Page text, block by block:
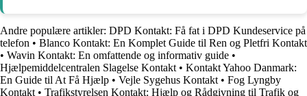
Andre populære artikler: DPD Kontakt: Få fat i DPD Kundeservice på
telefon • Blanco Kontakt: En Komplet Guide til Ren og Pletfri Kontakt
• Wavin Kontakt: En omfattende og informativ guide •
Hjælpemiddelcentralen Slagelse Kontakt • Kontakt Yahoo Danmark:
En Guide til At Få Hjælp • Vejle Sygehus Kontakt • Fog Lyngby
Kontakt • Trafikstyrelsen Kontakt: Hjælp og Rådgivning til Trafik og